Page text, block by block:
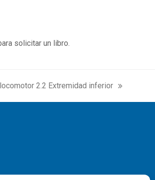
solicitar un libro.
2.2 Extremidad inferior